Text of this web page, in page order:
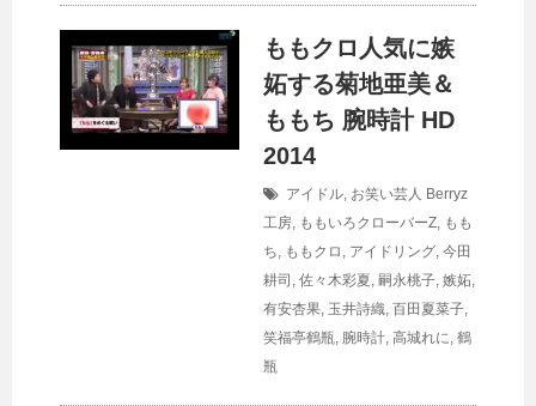
ももクロ人気に嫉
妬する菊地亜美＆
ももち 腕時計 HD
2014
アイドル, お笑い芸人 Berryz
工房, ももいろクローバーZ, もも
ち, ももクロ , アイドリング, 今田
耕司 , 佐々木彩夏, 嗣永桃子, 嫉妬,
有安杏果, 玉井詩織, 百田夏菜子,
笑福亭鶴瓶, 腕時計, 高城れに, 鶴
瓶